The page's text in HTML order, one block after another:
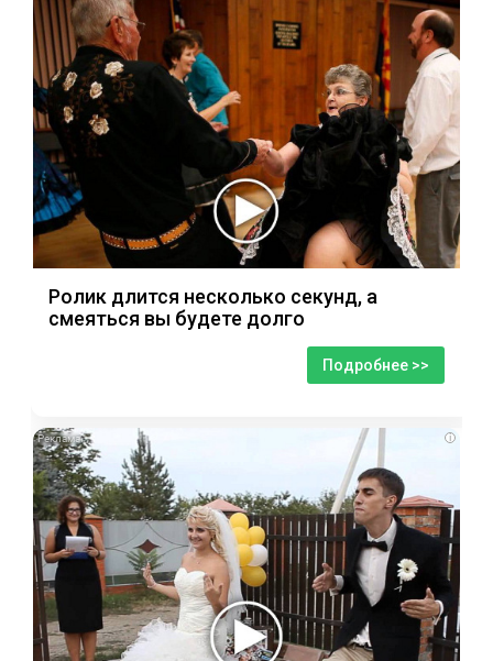
Ролик длится несколько секунд, а
смеяться вы будете долго
Подробнее >>
i